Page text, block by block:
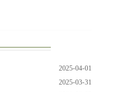
2025-04-01
2025-03-31